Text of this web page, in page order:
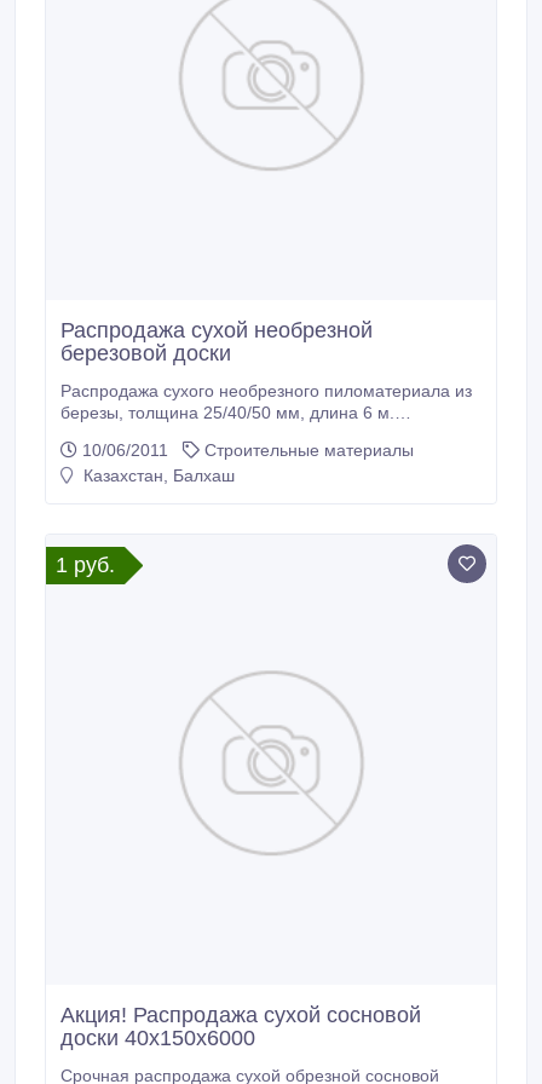
Распродажа сухой необрезной
березовой доски
Распродажа сухого необрезного пиломатериала из
березы, толщина 25/40/50 мм, длина 6 м.
Владимирской области. Доставка автотранспортом
по России. Тел./факс: 8 (49234) 9-19-78, cот.: 8-920-
10/06/2011
Строительные материалы
Казахстан, Балхаш
1 руб.
Акция! Распродажа сухой сосновой
доски 40х150х6000
Срочная распродажа сухой обрезной сосновой